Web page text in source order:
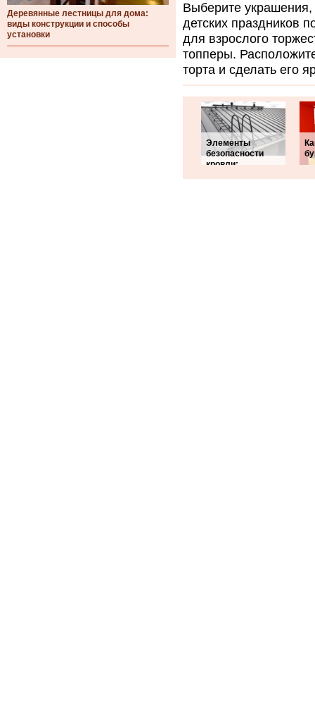
Деревянные лестницы для дома:
виды конструкции и способы
установки
Выберите
детских праздников
для взрослого
топперы.
торта и сделать его
Элементы
безопасности
кровли: